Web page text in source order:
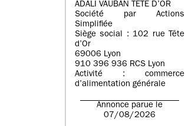
ADALI VAUBAN TETE D’OR
Société par Actions
Simplifiée
Siège social : 102 rue Tête
d’Or
69006 Lyon
910 396 936 RCS Lyon
Activité : commerce
d’alimentation générale
Annonce parue le
07/08/2026